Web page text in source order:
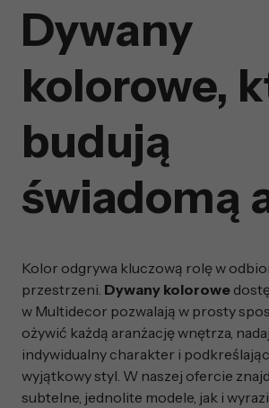
Dywany
kolorowe,
budują
świadomą
Kolor odgrywa kluczową rolę w
przestrzeni. Dywany kolorowe
w Multidecor pozwalają w prosty
ożywić każdą aranżację wnętrza,
indywidualny charakter i
wyjątkowy styl. W naszej ofercie
subtelne, jednolite modele, jak i